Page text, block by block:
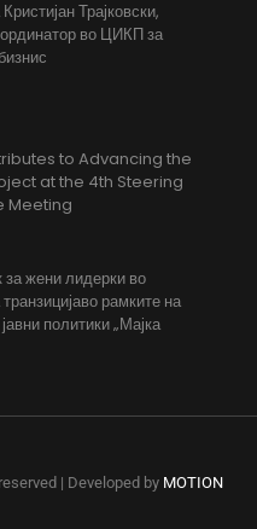
Трајковски,
во ЦИКП за
to Advancing the
at the 4th Steering
Meeting
за жени лидерки во
рамките на
политики „Мајка
| Developed by MOTION